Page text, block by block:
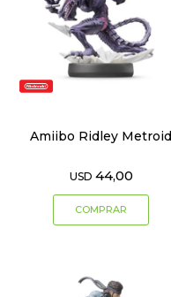
Amiibo Ridley Metroid
USD 44,00